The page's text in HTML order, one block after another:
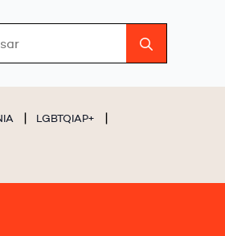
LGBTQIAP+